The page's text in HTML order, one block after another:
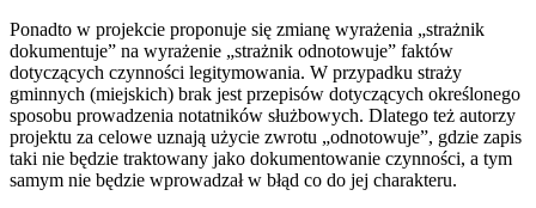
Ponadto w projekcie proponuje się zmianę wyrażenia „strażnik
dokumentuje” na wyrażenie „strażnik odnotowuje” faktów
dotyczących czynności legitymowania. W przypadku straży
gminnych (miejskich) brak jest przepisów dotyczących określonego
sposobu prowadzenia notatników służbowych. Dlatego też autorzy
projektu za celowe uznają użycie zwrotu „odnotowuje”, gdzie zapis
taki nie będzie traktowany jako dokumentowanie czynności, a tym
samym nie będzie wprowadzał w błąd co do jej charakteru.